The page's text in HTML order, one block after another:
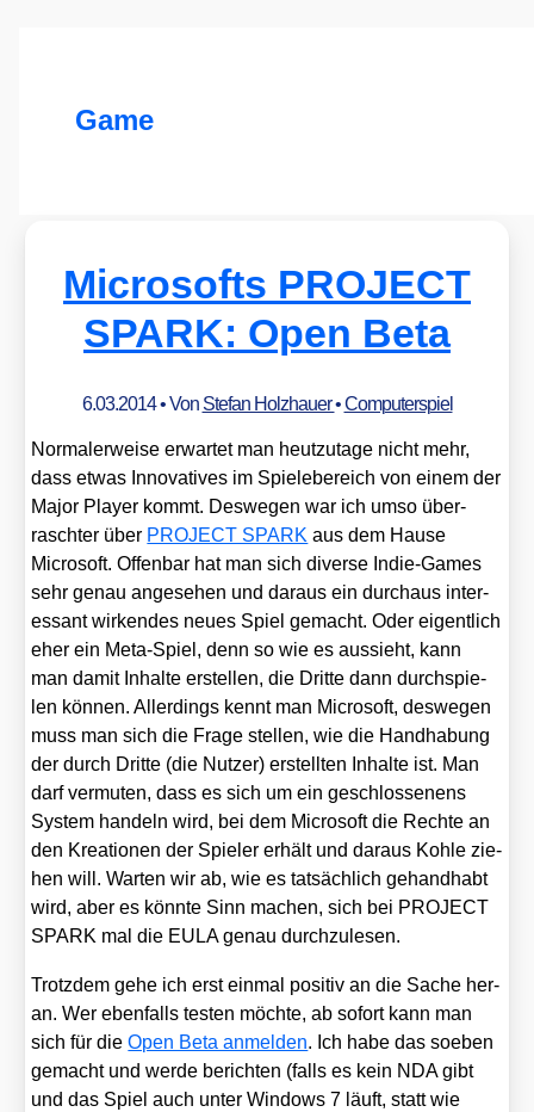
Game
Microsofts PROJECT
SPARK: Open Beta
6.03.2014• Von Stefan Holzhauer•Computerspiel
Nor­ma­ler­wei­se erwar­tet man heut­zu­ta­ge nicht mehr,
dass etwas Inno­va­ti­ves im Spie­le­be­reich von einem der
Major Play­er kommt. Des­we­gen war ich umso über­
rasch­ter über PROJECT SPARK aus dem Hau­se
Micro­soft. Offen­bar hat man sich diver­se Indie-Games
sehr genau ange­se­hen und dar­aus ein durch­aus inter­
es­sant wir­ken­des neu­es Spiel gemacht. Oder eigent­lich
eher ein Meta-Spiel, denn so wie es aus­sieht, kann
man damit Inhal­te erstel­len, die Drit­te dann durch­spie­
len kön­nen. Aller­dings kennt man Micro­soft, des­we­gen
muss man sich die Fra­ge stel­len, wie die Hand­ha­bung
der durch Drit­te (die Nut­zer) erstell­ten Inhal­te ist. Man
darf ver­mu­ten, dass es sich um ein geschlos­se­nens
Sys­tem han­deln wird, bei dem Micro­soft die Rech­te an
den Krea­tio­nen der Spie­ler erhält und dar­aus Koh­le zie­
hen will. War­ten wir ab, wie es tat­säch­lich gehand­habt
wird, aber es könn­te Sinn machen, sich bei PROJECT
SPARK mal die EULA genau durch­zu­le­sen.
Trotz­dem gehe ich erst ein­mal posi­tiv an die Sache her­
an. Wer eben­falls tes­ten möch­te, ab sofort kann man
sich für dieOpen Beta anmel­den. Ich habe das soeben
gemacht und wer­de berich­ten (falls es kein NDA gibt
und das Spiel auch unter Win­dows 7 läuft, statt wie